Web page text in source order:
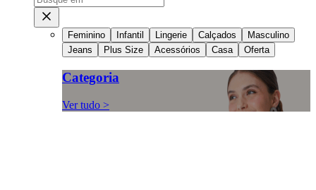
Feminino Infantil Lingerie Calçados
Masculino
Jeans
Plus Size Acessórios Casa Oferta
Categoria
Ver tudo >